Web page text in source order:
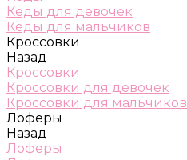
Кеды для девочек
Кеды для мальчиков
Кроссовки
Назад
Кроссовки
Кроссовки для девочек
Кроссовки для мальчиков
Лоферы
Назад
Лоферы